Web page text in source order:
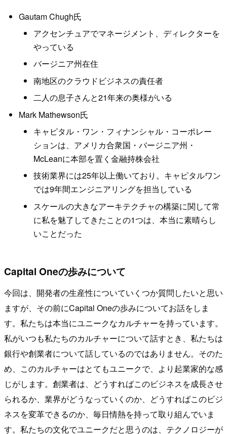
Gautam Chugh氏
アクセンチュアでマネージメント、ディレクターを
やっている
バージニア州在住
南地区のクラウドビジネスの責任者
二人の息子さんと21年来の奥様がいる
Mark Mathewson氏
キャピタル・ワン・フィナンシャル・コーポレー
ションは、アメリカ合衆国・バージニア州・
McLeanに本部を置く金融持株会社
技術業界には25年以上働いており。キャピタルワン
では9年間エンジニアリングを担当している
スケールの大きなアーキテクチャの構築に関して常
に私を魅了してきたことの1つは、本当に素晴らし
いことだった
Capital Oneの歩みについて
今回は、開発者の生産性についていくつか質問したいと思い
ますが、その前にCapital Oneの歩みについてお話をしま
す。私たちは本当にユニークなカルチャーを持っています。
私がいつも私たちのカルチャーについて話すとき、私たちは
銀行や創業者について話しているのではありません。そのた
め、このカルチャーはとてもユニークで、より起業家的な感
じがします。創業者は、どうすればこのビジネスを成長させ
られるか、業界がどうなっていくのか、どうすればこのビジ
ネスを変革できるのか、毎日情熱を持って取り組んでいま
す。私たちの文化でユニークだと思うのは、テクノロジーが